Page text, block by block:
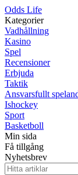
Odds Life
Kategorier
Vadhållning
Kasino
Spel
Recensioner
Erbjuda
Taktik
Ansvarsfullt
Ishockey
Sport
Basketboll
Min sida
Få tillgång
Nyhetsbrev